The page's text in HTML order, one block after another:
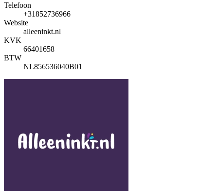
Telefoon
+31852736966
Website
alleeninkt.nl
KVK
66401658
BTW
NL856536040B01